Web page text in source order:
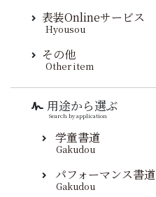
表装Onlineサービス
Hyousou
その他
Other item
用途から選ぶ
Search by application
学童書道
Gakudou
パフォーマンス書道
Gakudou